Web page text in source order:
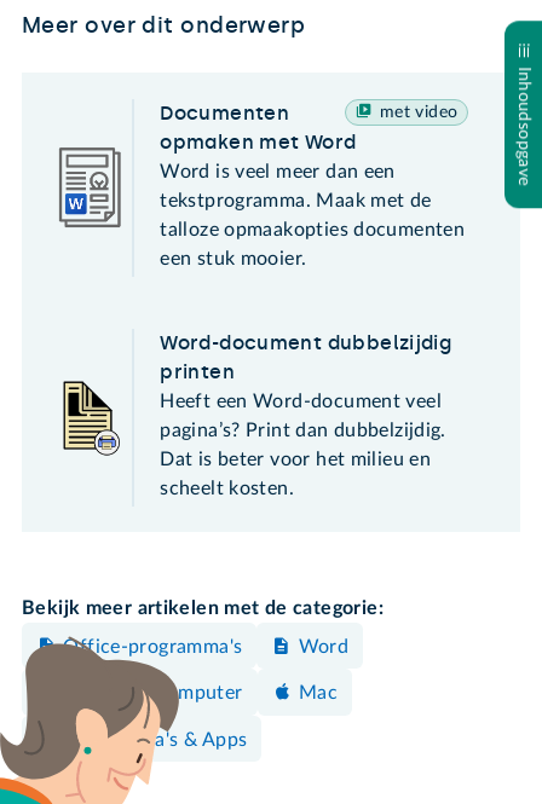
Inhoudsopgave
Meer over dit onderwerp
met video
Documenten
opmaken met Word
Word is veel meer dan een
tekstprogramma. Maak met de
talloze opmaakopties documenten
een stuk mooier.
Word-document dubbelzijdig
printen
Heeft een Word-document veel
pagina’s? Print dan dubbelzijdig.
Dat is beter voor het milieu en
scheelt kosten.
Bekijk meer artikelen met de categorie:
Office-programma's
Word
Windows-computer Mac
Programma's & Apps